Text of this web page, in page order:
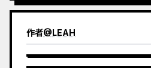
作者@LEAH